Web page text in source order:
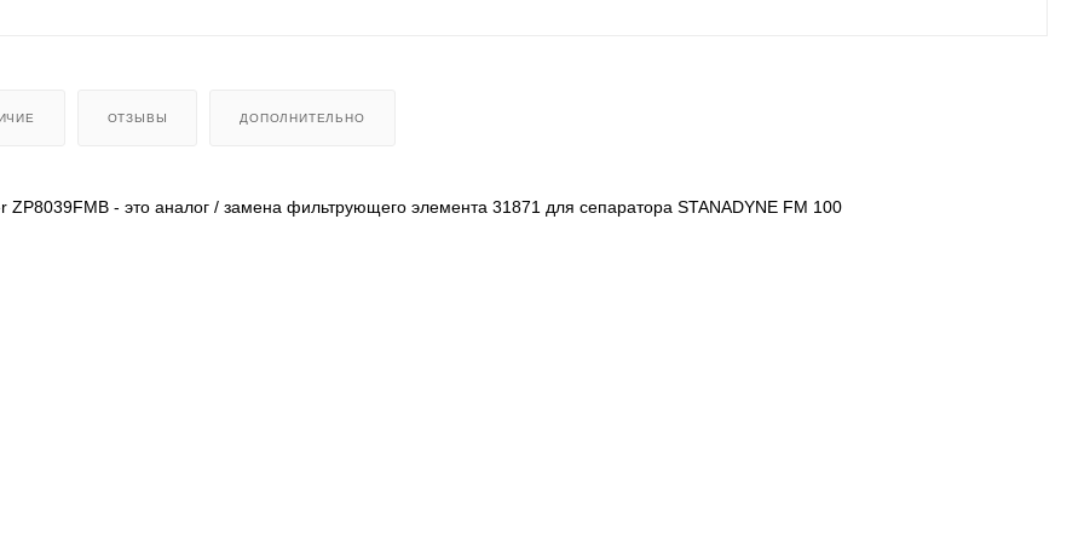
ОТЗЫВЫ ДОПОЛНИТЕЛЬНО
ZP8039FMB - это аналог / замена фильтрующего элемента 31871 для сепаратора STANADYNE FM 100